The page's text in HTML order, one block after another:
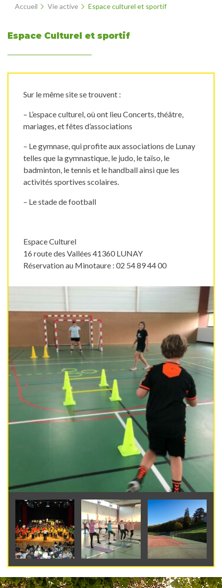
Accueil Vie active Espace culturel et sportif
Espace Culturel et sportif
Sur le même site se trouvent :
– L’espace culturel, où ont lieu Concerts, théâtre,
mariages, et fêtes d’associations
– Le gymnase, qui profite aux associations de Lunay
telles que la gymnastique, le judo, le taïso, le
badminton, le tennis et le handball ainsi que les
activités sportives scolaires.
– Le stade de football
Espace Culturel
16 route des Vallées 41360 LUNAY
Réservation au Minotaure : 02 54 89 44 00